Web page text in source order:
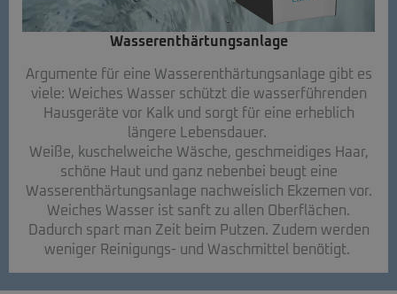
Wasserenthärtungsanlage
Argumente für eine Wasserenthärtungsanlage gibt es
viele: Weiches Wasser schützt die wasserführenden
Hausgeräte vor Kalk und sorgt für eine erheblich
längere Lebensdauer.
Weiße, kuschelweiche Wäsche, geschmeidiges Haar,
schöne Haut und ganz nebenbei beugt eine
Wasserenthärtungsanlage nachweislich Ekzemen vor.
Weiches Wasser ist sanft zu allen Oberflächen.
Dadurch spart man Zeit beim Putzen. Zudem werden
weniger Reinigungs- und Waschmittel benötigt.